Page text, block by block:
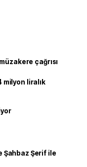
çağrısı
milyon liralık
Şahbaz Şerif ile